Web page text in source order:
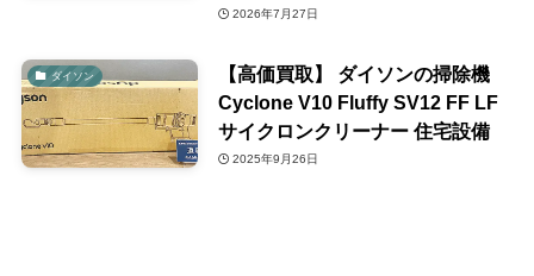
2026年7月27日
ダイソン
【高価買取】 ダイソンの掃除機
Cyclone V10 Fluffy SV12 FF LF
サイクロンクリーナー 住宅設備
2025年9月26日